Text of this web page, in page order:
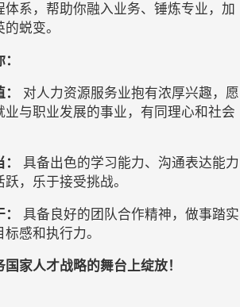
系，帮助你融入业务、锤炼专业，加
蜕变。
对人力资源服务业抱有浓厚兴趣，愿
业与职业发展的事业，有同理心和社会
具备出色的学习能力、沟通表达能力
，乐于接受挑战。
具备良好的团队合作精神，做事踏实
感和执行力。
家人才战略的舞台上绽放！